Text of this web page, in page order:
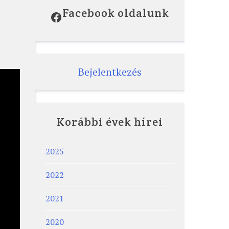
Facebook
Facebook oldalunk
Bejelentkezés
Korábbi évek hírei
2025
2022
2021
2020